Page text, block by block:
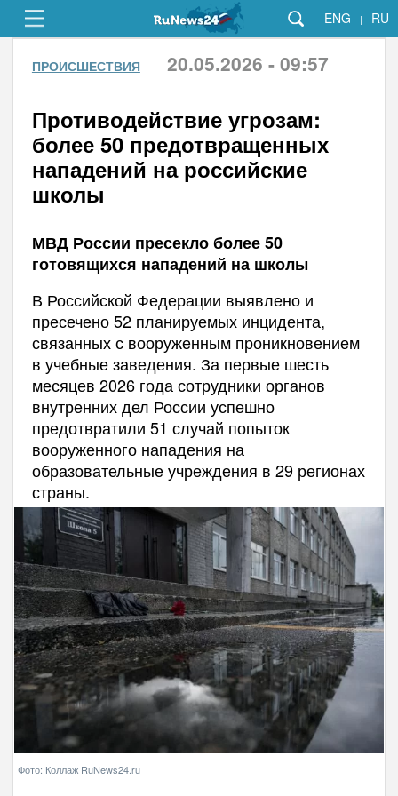
ENG | RU
ПРОИСШЕСТВИЯ 20.05.2026 - 09:57
Противодействие угрозам:
более 50 предотвращенных
нападений на российские
школы
МВД России пресекло более 50
готовящихся нападений на школы
В Российской Федерации выявлено и
пресечено 52 планируемых инцидента,
связанных с вооруженным проникновением
в учебные заведения. За первые шесть
месяцев 2026 года сотрудники органов
внутренних дел России успешно
предотвратили 51 случай попыток
вооруженного нападения на
образовательные учреждения в 29 регионах
страны.
Фото: Коллаж RuNews24.ru